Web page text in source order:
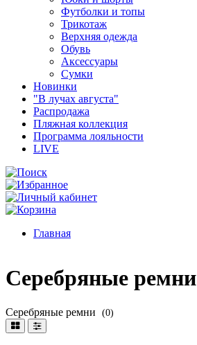
Футболки и топы
Трикотаж
Верхняя одежда
Обувь
Аксессуары
Сумки
Новинки
"В лучах августа"
Распродажа
Пляжная коллекция
Программа лояльности
LIVE
Главная
Серебряные ремни
Серебряные ремни (0)